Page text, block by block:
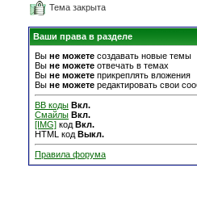
Тема закрыта
Ваши права в разделе
Вы не можете создавать новые темы
Вы не можете отвечать в темах
Вы не можете прикреплять вложения
Вы не можете редактировать свои
BB коды Вкл.
Смайлы Вкл.
[IMG] код Вкл.
HTML код Выкл.
Правила форума